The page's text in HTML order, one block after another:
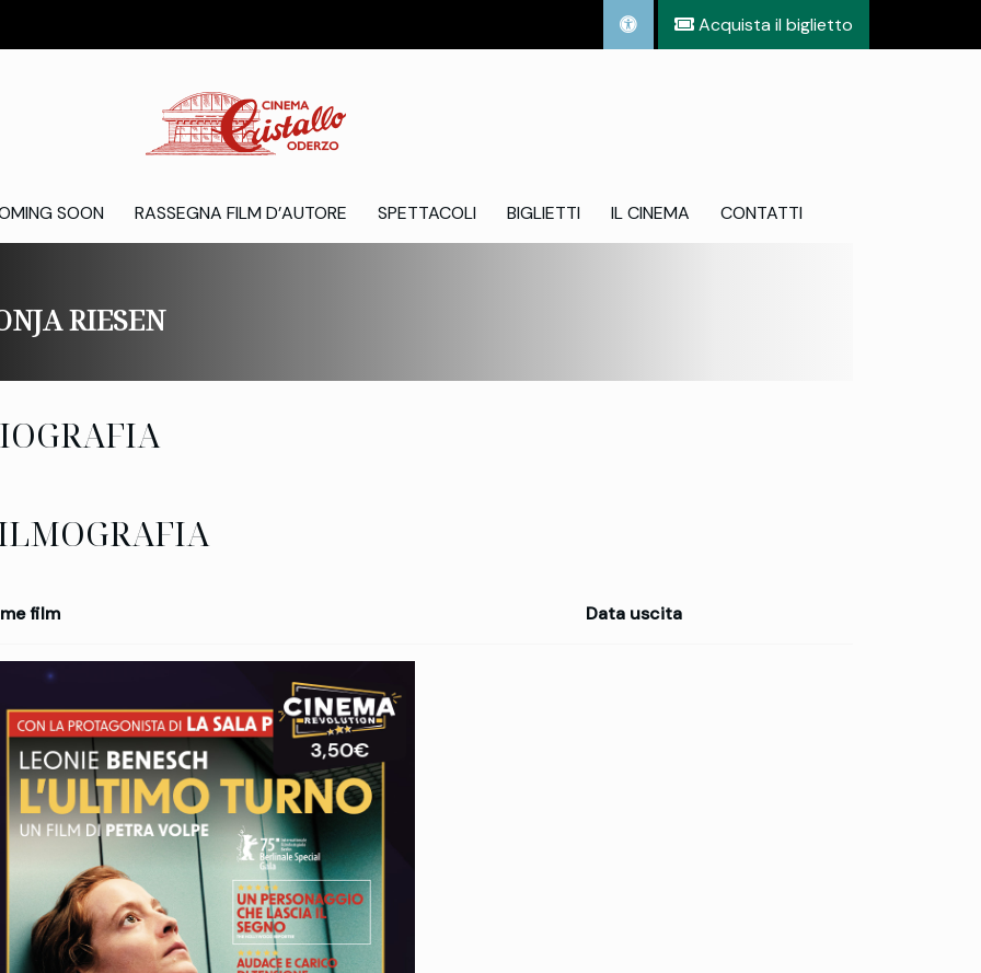
Acquista il biglietto
SOON RASSEGNA FILM D’AUTORE SPETTACOLI BIGLIETTI IL CINEMA CONTATTI
RIESEN
film Data uscita